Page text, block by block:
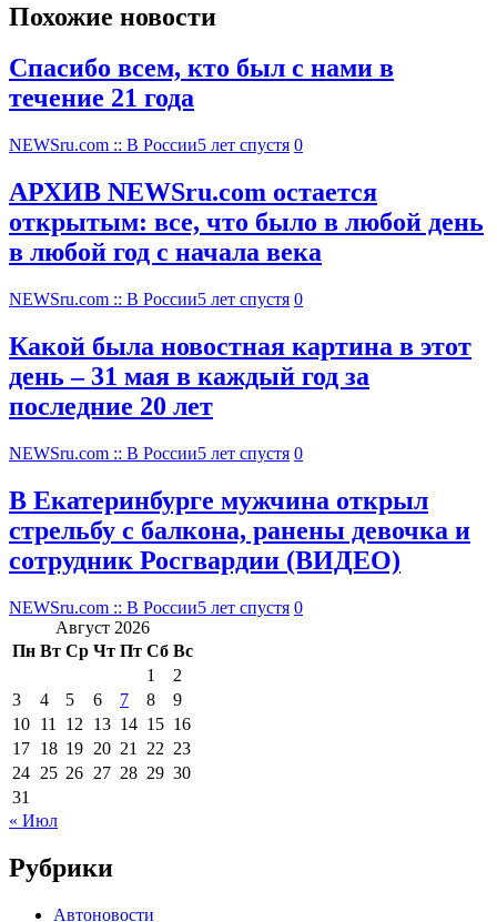
Похожие новости
Спасибо всем, кто был с нами в
течение 21 года
NEWSru.com :: В России5 лет спустя 0
АРХИВ NEWSru.com остается
открытым: все, что было в любой день
в любой год с начала века
NEWSru.com :: В России5 лет спустя 0
Какой была новостная картина в этот
день – 31 мая в каждый год за
последние 20 лет
NEWSru.com :: В России5 лет спустя 0
В Екатеринбурге мужчина открыл
стрельбу с балкона, ранены девочка и
сотрудник Росгвардии (ВИДЕО)
NEWSru.com :: В России5 лет спустя 0
Август 2026
Пн Вт Ср Чт Пт Сб Вс
1
2
3
4 5 6 7 8
9
10 11 12 13 14 15 16
17 18 19 20 21 22 23
24 25 26 27 28 29 30
31
« Июл
Рубрики
Автоновости